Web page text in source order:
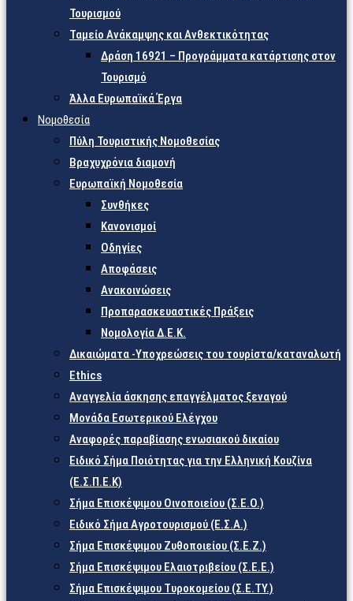
Τουρισμού
Ταμείο Ανάκαμψης και Ανθεκτικότητας
Δράση 16921 – Προγράμματα κατάρτισης στον
Τουρισμό
Άλλα Ευρωπαϊκά Έργα
Νομοθεσία
Πύλη Τουριστικής Νομοθεσίας
Βραχυχρόνια διαμονή
Ευρωπαϊκή Νομοθεσία
Συνθήκες
Κανονισμοί
Οδηγίες
Αποφάσεις
Ανακοινώσεις
Προπαρασκευαστικές Πράξεις
Νομολογία Δ.Ε.Κ.
Δικαιώματα -Υποχρεώσεις του τουρίστα/καταναλωτή
Ethics
Αναγγελία άσκησης επαγγέλματος ξεναγού
Μονάδα Εσωτερικού Ελέγχου
Αναφορές παραβίασης ενωσιακού δικαίου
Ειδικό Σήμα Ποιότητας για την Ελληνική Κουζίνα
(Ε.Σ.Π.Ε.Κ)
Σήμα Επισκέψιμου Οινοποιείου (Σ.Ε.Ο.)
Ειδικό Σήμα Αγροτουρισμού (Ε.Σ.Α.)
Σήμα Επισκέψιμου Ζυθοποιείου (Σ.Ε.Ζ.)
Σήμα Επισκέψιμου Ελαιοτριβείου (Σ.Ε.Ε.)
Σήμα Επισκέψιμου Τυροκομείου (Σ.Ε.TY.)